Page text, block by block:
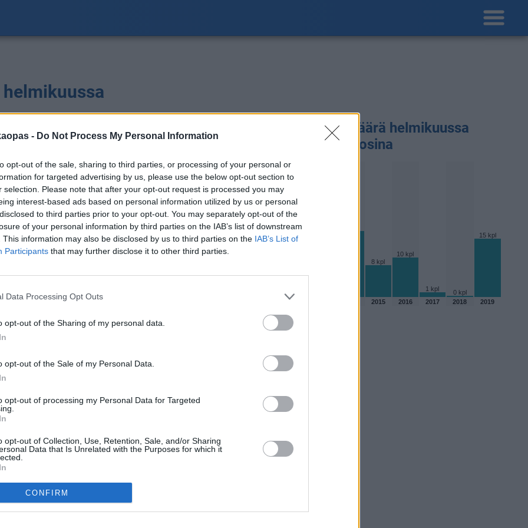
- Do Not Process My Personal Information
opt-out of the sale, sharing to third parties, or processing of your personal or
for targeted advertising by us, please use the below opt-out section to
selection. Please note that after your opt-out request is processed you may
interest-based ads based on personal information utilized by us or personal
to third parties prior to your opt-out. You may separately opt-out of the
of your personal information by third parties on the IAB’s list of downstream
This information may also be disclosed by us to third parties on the IAB’s List of
Participants that may further disclose it to other third parties.
Data Processing Opt Outs
opt-out of the Sharing of my personal data.
opt-out of the Sale of my Personal Data.
opt-out of processing my Personal Data for Targeted
opt-out of Collection, Use, Retention, Sale, and/or Sharing
Data that Is Unrelated with the Purposes for which it
CONFIRM
Sadepäivien määärä helmikuussa
aikaisempina vuosina
15 kpl
8 kpl
10 kpl
1 kpl 0 kpl
15 kpl
2012 2015 2016 2017 2018 2019
Helmikuun sademäärä eri kuukausina
sadepäivien määrä Bogotássa eri vuosina 2010-luvulla.
2010
32 mm
11 kpl
2012
2014
62 mm
17 kpl
2015
27 mm
8 kpl
2018
0 mm
2019
67 mm 15 kpl